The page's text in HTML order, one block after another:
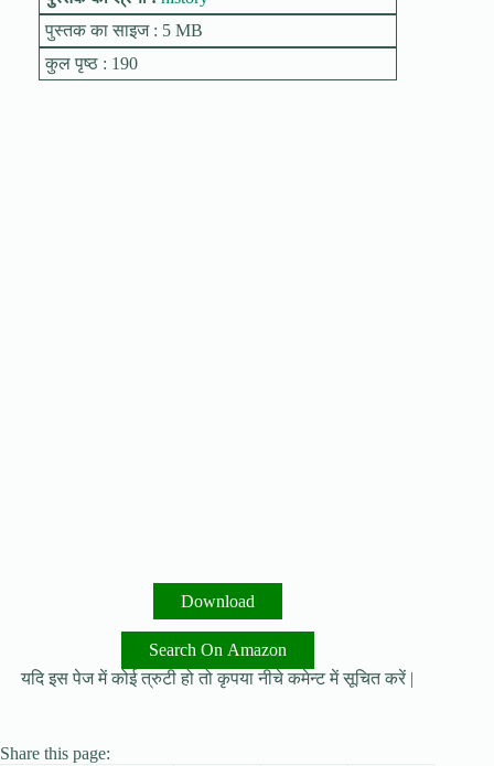
पुस्तक का साइज : 5 MB
कुल पृष्ठ : 190
Download
Search On Amazon
यदि इस पेज में कोई त्रुटी हो तो कृपया नीचे कमेन्ट में सूचित करें |
Share this page: